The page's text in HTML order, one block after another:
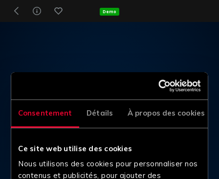
Consentement Détails À propos des cookies
Ce site web utilise des cookies
Nous utilisons des cookies pour personnaliser nos
contenus et publicités, pour ajouter des
Demo